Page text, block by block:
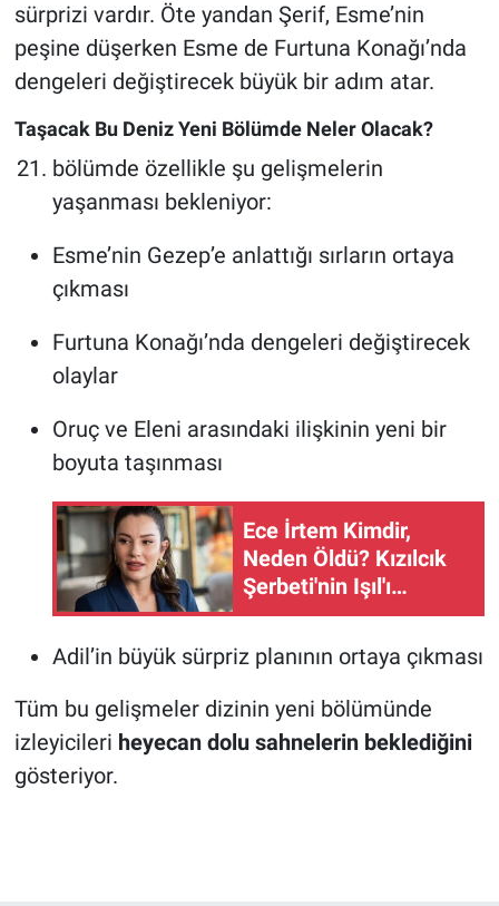
sürprizi vardır. Öte yandan Şerif, Esme’nin
peşine düşerken Esme de Furtuna Konağı’nda
dengeleri değiştirecek büyük bir adım atar.
Taşacak Bu Deniz Yeni Bölümde Neler Olacak?
bölümde özellikle şu gelişmelerin
yaşanması bekleniyor:
Esme’nin Gezep’e anlattığı sırların ortaya
çıkması
Furtuna Konağı’nda dengeleri değiştirecek
olaylar
Oruç ve Eleni arasındaki ilişkinin yeni bir
boyuta taşınması
Ece İrtem Kimdir,
Neden Öldü? Kızılcık
Şerbeti'nin Işıl'ı
Hayatını Kaybetti
Adil’in büyük sürpriz planının ortaya çıkması
Tüm bu gelişmeler dizinin yeni bölümünde
izleyicileri heyecan dolu sahnelerin beklediğini
gösteriyor.